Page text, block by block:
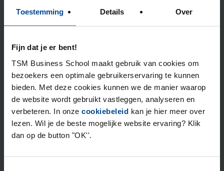
Toestemming Details Over
Fijn dat je er bent!
TSM Business School maakt gebruik van cookies om
bezoekers een optimale gebruikerservaring te kunnen
bieden. Met deze cookies kunnen we de manier waarop
de website wordt gebruikt vastleggen, analyseren en
verbeteren. In onze cookiebeleid kan je hier meer over
lezen. Wil je de beste mogelijke website ervaring? Klik
dan op de button "OK''.
opleidingsprogramma, dat komt ook door het
programma management.” Mark Stam is sinds drie jaar
TSM. “De HAPP-ers zijn erg enthousiast over Mark. Hij
kan motiveren, sluit goed aan bij de groep en iedereen
voelt zich heel vertrouwd bij hem. Een goede
programma manager is echt cruciaal voor het succes
van het programma.”
Een netwerk voor het
leven